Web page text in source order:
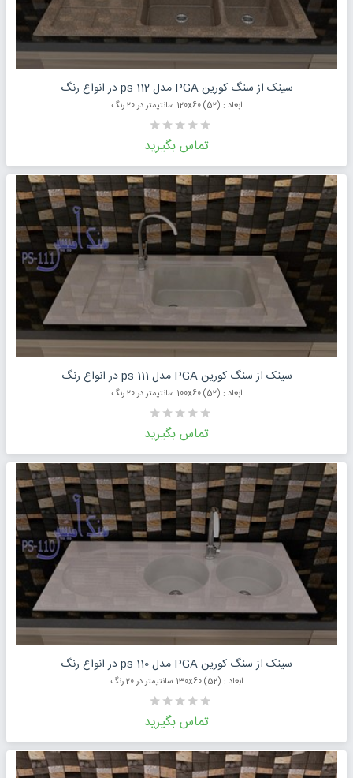
درخواست قیمت محصول سینک از سنگ کورین PGA مدل ps-112 در انواع رنگ
ابعاد : (52) 120x60 سانتیمتر در 20 رنگ
تماس بگیرید
درخواست قیمت محصول سینک از سنگ کورین PGA مدل ps-111 در انواع رنگ
ابعاد : (52) 100x60 سانتیمتر در 20 رنگ
تماس بگیرید
درخواست قیمت محصول سینک از سنگ کورین PGA مدل ps-110 در انواع رنگ
ابعاد : (52) 130x60 سانتیمتر در 20 رنگ
تماس بگیرید